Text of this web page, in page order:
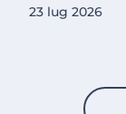
23 lug 2026